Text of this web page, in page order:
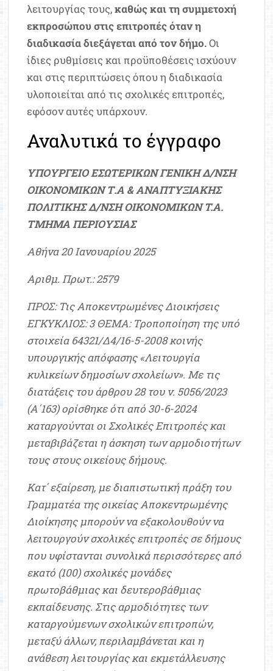
λειτουργίας τους,καθώς και τη συμμετοχή
εκπροσώπου στις επιτροπές όταν η
διαδικασία διεξάγεται από τον δήμο.Οι
ίδιες ρυθμίσεις και προϋποθέσεις ισχύουν
και στις περιπτώσεις όπου η διαδικασία
υλοποιείται από τις σχολικές επιτροπές,
εφόσον αυτές υπάρχουν.
Αναλυτικά το έγγραφο
ΥΠΟΥΡΓΕΙΟ ΕΣΩΤΕΡΙΚΩΝ ΓΕΝΙΚΗ Δ/ΝΣΗ
ΟΙΚΟΝΟΜΙΚΩΝ Τ.Α & ΑΝΑΠΤΥΞΙΑΚΗΣ
ΠΟΛΙΤΙΚΗΣ Δ/ΝΣΗ ΟΙΚΟΝΟΜΙΚΩΝ T.A.
ΤΜΗΜΑ ΠΕΡΙΟΥΣΙΑΣ
Αθήνα 20 Ιανουαρίου 2025
Αριθμ. Πρωτ.: 2579
ΠΡΟΣ: Τις Αποκεντρωμένες Διοικήσεις
ΕΓΚΥΚΛΙΟΣ: 3 ΘΕΜΑ: Τροποποίηση της υπό
στοιχεία 64321/Δ4/16-5-2008 κοινής
υπουργικής απόφασης «Λειτουργία
κυλικείων δημοσίων σχολείων». Με τις
διατάξεις του άρθρου 28 του ν. 5056/2023
(Α΄163) ορίσθηκε ότι από 30-6-2024
καταργούνται οι Σχολικές Επιτροπές και
μεταβιβάζεται η άσκηση των αρμοδιοτήτων
τους στους οικείους δήμους.
Κατ΄ εξαίρεση, με διαπιστωτική πράξη του
Γραμματέα της οικείας Αποκεντρωμένης
Διοίκησης μπορούν να εξακολουθούν να
λειτουργούν σχολικές επιτροπές σε δήμους
που υφίστανται συνολικά περισσότερες από
εκατό (100) σχολικές μονάδες
πρωτοβάθμιας και δευτεροβάθμιας
εκπαίδευσης. Στις αρμοδιότητες των
καταργούμενων σχολικών επιτροπών,
μεταξύ άλλων, περιλαμβάνεται και η
ανάθεση λειτουργίας και εκμετάλλευσης